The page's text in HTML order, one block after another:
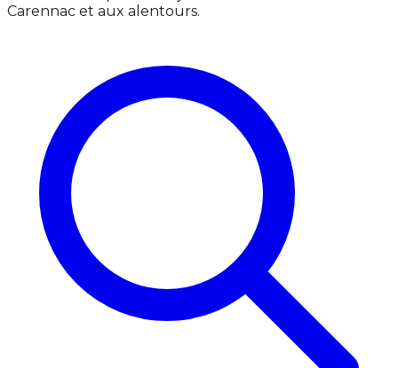
Carennac et aux alentours.